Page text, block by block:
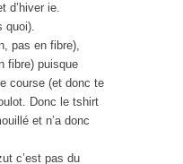
d’hiver ie.
quoi).
pas en fibre),
fibre) puisque
course (et donc te
Donc le tshirt
et n’a donc
c’est pas du